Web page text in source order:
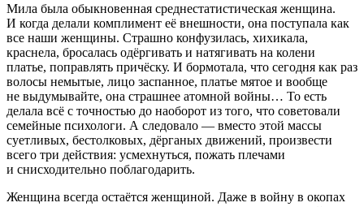
Мила была обыкновенная среднестатистическая женщина.
И когда делали комплимент её внешности, она поступала как
все наши женщины. Страшно конфузилась, хихикала,
краснела, бросалась одёргивать и натягивать на колени
платье, поправлять причёску. И бормотала, что сегодня как раз
волосы немытые, лицо заспанное, платье мятое и вообще
не выдумывайте, она страшнее атомной войны… То есть
делала всё с точностью до наоборот из того, что советовали
семейные психологи. А следовало — вместо этой массы
суетливых, бестолковых, дёрганых движений, произвести
всего три действия: усмехнуться, пожать плечами
и снисходительно поблагодарить.
Женщина всегда остаётся женщиной. Даже в войну в окопах